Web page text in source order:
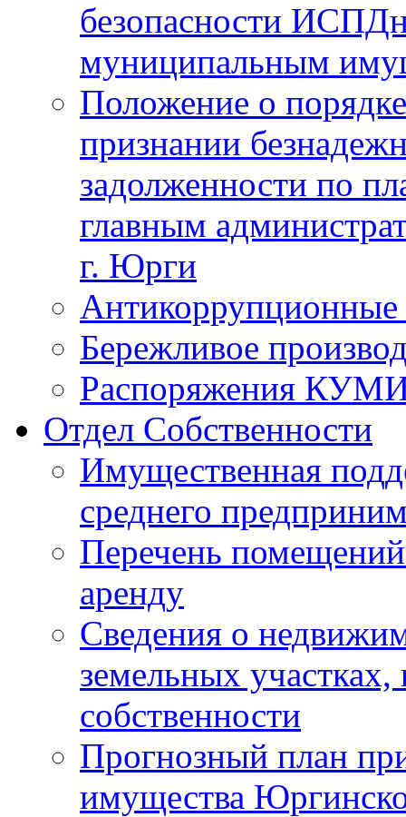
безопасности
муниципальным
Положение о
признании
задолженности по
главным
г. Юрги
Антикоррупционные
Бережливое
Распоряжения
Отдел Собственности
Имущественная
среднего
Перечень
аренду
Сведения о
земельных
собственности
Прогнозный план
имущества